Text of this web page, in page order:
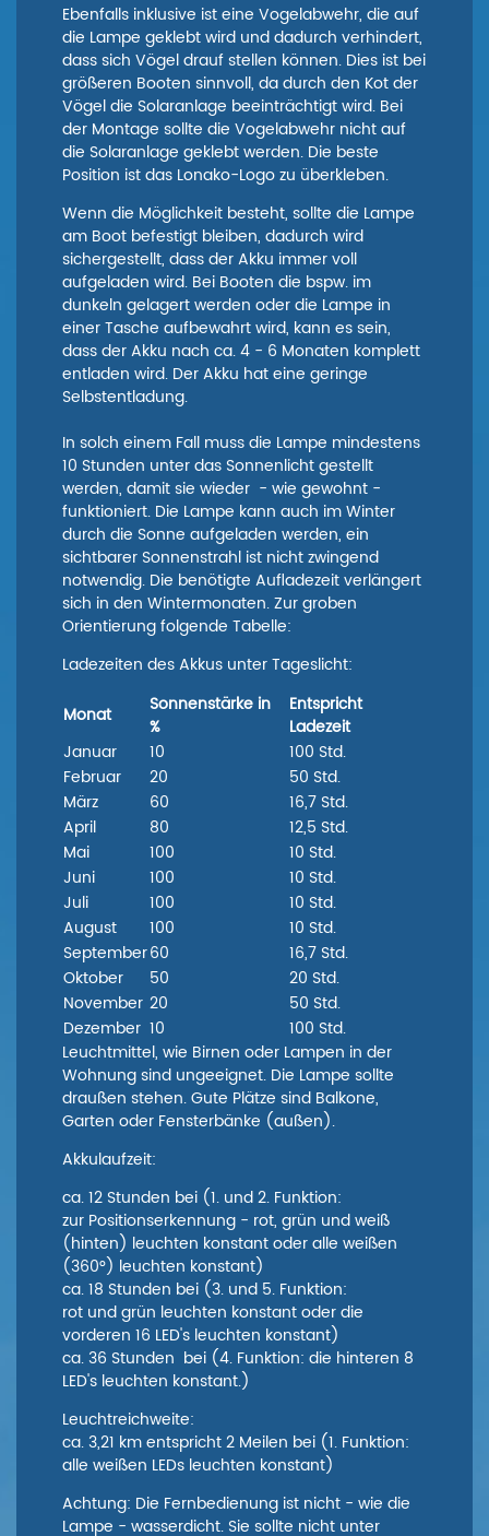
Ebenfalls inklusive ist eine Vogelabwehr, die auf
die Lampe geklebt wird und dadurch verhindert,
dass sich Vögel drauf stellen können. Dies ist bei
größeren Booten sinnvoll, da durch den Kot der
Vögel die Solaranlage beeinträchtigt wird. Bei
der Montage sollte die Vogelabwehr nicht auf
die Solaranlage geklebt werden. Die beste
Position ist das Lonako-Logo zu überkleben.
Wenn die Möglichkeit besteht, sollte die Lampe
am Boot befestigt bleiben, dadurch wird
sichergestellt, dass der Akku immer voll
aufgeladen wird. Bei Booten die bspw. im
dunkeln gelagert werden oder die Lampe in
einer Tasche aufbewahrt wird, kann es sein,
dass der Akku nach ca. 4 - 6 Monaten komplett
entladen wird. Der Akku hat eine geringe
Selbstentladung.
In solch einem Fall muss die Lampe mindestens
10 Stunden unter das Sonnenlicht gestellt
werden, damit sie wieder - wie gewohnt -
funktioniert. Die Lampe kann auch im Winter
durch die Sonne aufgeladen werden, ein
sichtbarer Sonnenstrahl ist nicht zwingend
notwendig. Die benötigte Aufladezeit verlängert
sich in den Wintermonaten. Zur groben
Orientierung folgende Tabelle:
Ladezeiten des Akkus unter Tageslicht:
Monat
Sonnenstärke in
%
Entspricht
Ladezeit
Januar
10
100 Std.
Februar
20
50 Std.
März
60
16,7 Std.
April
80
12,5 Std.
Mai
100
10 Std.
Juni
100
10 Std.
Juli
100
10 Std.
August
100
10 Std.
September60
16,7 Std.
Oktober
50
20 Std.
November 20
50 Std.
Dezember 10
100 Std.
Leuchtmittel, wie Birnen oder Lampen in der
Wohnung sind ungeeignet. Die Lampe sollte
draußen stehen. Gute Plätze sind Balkone,
Garten oder Fensterbänke (außen).
Akkulaufzeit:
ca. 12 Stunden bei (1. und 2. Funktion:
zur Positionserkennung - rot, grün und weiß
(hinten) leuchten konstant oder alle weißen
(360°) leuchten konstant)
ca. 18 Stunden bei (3. und 5. Funktion:
rot und grün leuchten konstant oder die
vorderen 16 LED's leuchten konstant)
ca. 36 Stunden bei (4. Funktion: die hinteren 8
LED's leuchten konstant.)
Leuchtreichweite:
ca. 3,21 km entspricht 2 Meilen bei (1. Funktion:
alle weißen LEDs leuchten konstant)
Achtung: Die Fernbedienung ist nicht - wie die
Lampe - wasserdicht. Sie sollte nicht unter